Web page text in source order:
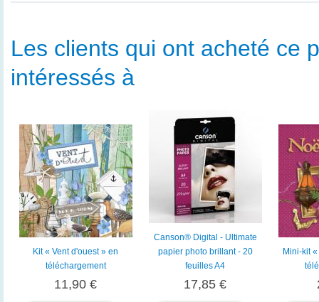
Les clients qui ont acheté ce
intéressés à
Kit « Vent d'ouest » en
téléchargement
11,90 €
Canson® Digital - Ultimate
papier photo brillant - 20
feuilles A4
17,85 €
Mini-kit